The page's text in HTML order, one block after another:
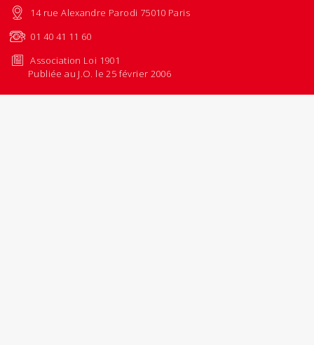
14 rue Alexandre Parodi 75010 Paris
01 40 41 11 60
Association Loi 1901
Publiée au J.O. le 25 février 2006